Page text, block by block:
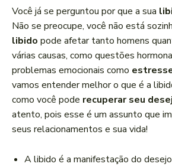
d
o
r
d
e
á
u
d
i
Você já se perguntou por que a sua
Não se preocupe, você não está
libido pode afetar tanto homens
várias causas, como questões
problemas emocionais como
vamos entender melhor o que é a
como você pode recuperar seu
atento, pois esse é um assunto que
seus relacionamentos e sua vida!
A libido é a manifestação do